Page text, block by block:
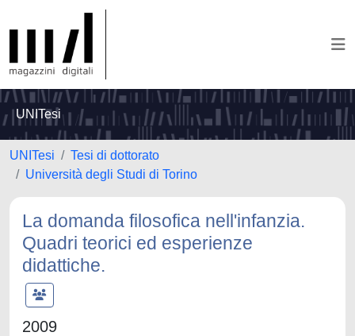
UNITesi
UNITesi
Tesi di dottorato
Università degli Studi di Torino
La domanda filosofica nell'infanzia.
Quadri teorici ed esperienze
didattiche.
2009